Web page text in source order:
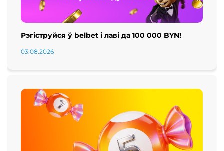
Рэгіструйся ў belbet і лаві да 100 000 BYN!
03.08.2026